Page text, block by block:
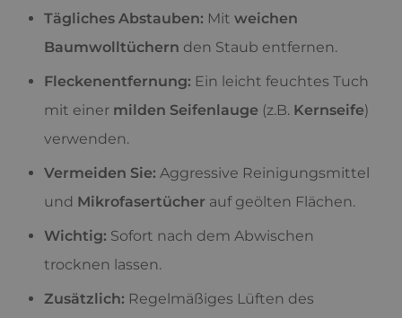
Tägliches Abstauben: Mit weichen
Baumwolltüchern den Staub entfernen.
Fleckenentfernung: Ein leicht feuchtes Tuch
mit einer milden Seifenlauge (z.B. Kernseife)
verwenden.
Vermeiden Sie: Aggressive Reinigungsmittel
und Mikrofasertücher auf geölten Flächen.
Wichtig: Sofort nach dem Abwischen
trocknen lassen.
Zusätzlich: Regelmäßiges Lüften des